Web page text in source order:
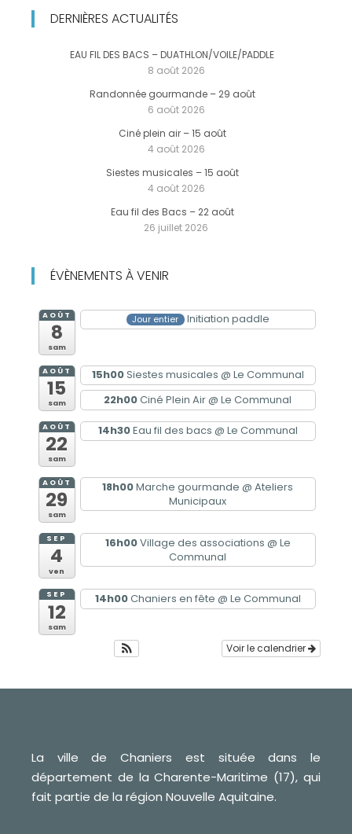
DERNIÈRES ACTUALITÉS
EAU FIL DES BACS – DUATHLON/VOILE/PADDLE
8 août 2026
Randonnée gourmande – 29 août
6 août 2026
Ciné plein air – 15 août
4 août 2026
Siestes musicales – 15 août
4 août 2026
Eau fil des Bacs – 22 août
26 juillet 2026
ÉVÈNEMENTS À VENIR
AOÛT
8
sam
Jour entier Initiation paddle
AOÛT
15
sam
15h00Siestes musicales @ Le Communal
22h00Ciné Plein Air @ Le Communal
AOÛT
22
sam
14h30Eau fil des bacs @ Le Communal
AOÛT
29
sam
18h00Marche gourmande @ Ateliers
Municipaux
SEP
4
ven
16h00Village des associations @ Le
Communal
SEP
12
sam
14h00Chaniers en fête @ Le Communal
Voir le calendrier
La ville de Chaniers est située dans le
département de la Charente-Maritime (17), qui
fait partie de la région Nouvelle Aquitaine.